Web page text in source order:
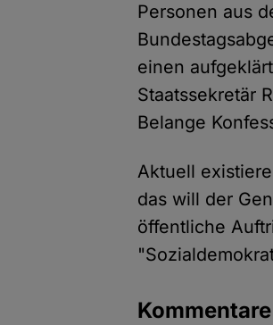
Personen aus
einen
Staatssekretär
Belange
Aktuell
das will der
öffentliche
Kommentare